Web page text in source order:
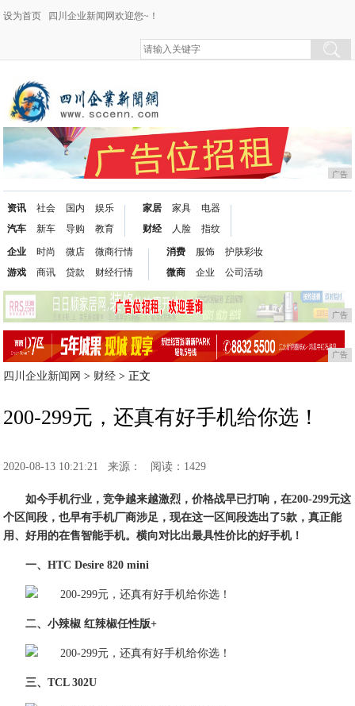
设为首页 四川企业新闻网欢迎您~！
广告
资讯
汽车
社会
新车
国内
导购
娱乐
教育
家居
财经
家具
人脸
电器
指纹
企业
游戏
时尚
商讯
微店
贷款
微商行情
财经行情
消费
微商
服饰
企业
护肤彩妆
公司活动
广告
广告
四川企业新闻网 > 财经 > 正文
200-299元，还真有好手机给你选！
2020-08-13 10:21:21 来源： 阅读：1429
如今手机行业，竞争越来越激烈，价格战早已打响，在200-299元这
个区间段，也早有手机厂商涉足，现在这一区间段选出了5款，真正能
用、好用的在售智能手机。横向对比出最具性价比的好手机！
一、HTC Desire 820 mini
二、小辣椒 红辣椒任性版+
三、TCL 302U